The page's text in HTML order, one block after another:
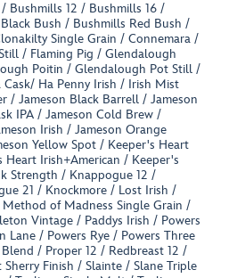
Bushmills 12 / Bushmills 16 /
Bush / Bushmills Red Bush /
Single Grain / Connemara /
/ Flaming Pig / Glendalough
Poitin / Glendalough Pot Still /
Ha Penny Irish / Irish Mist
/ Jameson Black Barrell / Jameson
IPA / Jameson Cold Brew /
Irish / Jameson Orange
Yellow Spot / Keeper's Heart
Irish+American / Keeper's
Strength / Knappogue 12 /
21 / Knockmore / Lost Irish /
Method of Madness Single Grain /
Vintage / Paddys Irish / Powers
Lane / Powers Rye / Powers Three
/ Proper 12 / Redbreast 12 /
Sherry Finish / Slainte / Slane Triple